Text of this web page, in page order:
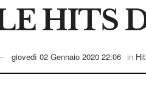
HITS
giovedì 02 Gennaio 2020 22:06 in